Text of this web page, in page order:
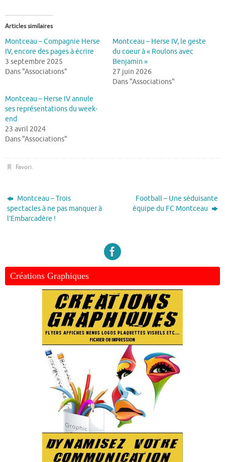
Articles similaires
Montceau – Compagnie Herse
IV, encore des pages à écrire
3 septembre 2025
Dans "Associations"
Montceau – Herse IV, le geste
du coeur à « Roulons avec
Benjamin »
27 juin 2026
Dans "Associations"
Montceau – Herse IV annule
ses représentations du week-
end
23 avril 2024
Dans "Associations"
Favori.
Montceau – Trois
spectacles à ne pas manquer à
l’Embarcadère !
Football – Une séduisante
équipe du FC Montceau
Créations Graphiques